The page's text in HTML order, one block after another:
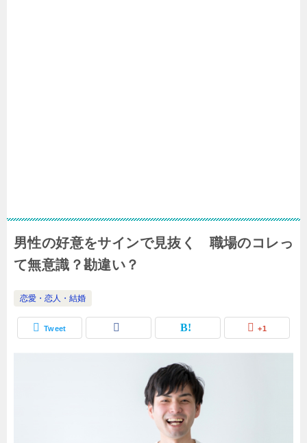
男性の好意をサインで見抜く 職場のコレっ
て無意識？勘違い？
恋愛・恋人・結婚
Tweet +1